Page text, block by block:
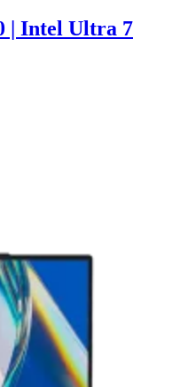
| Intel Ultra 7